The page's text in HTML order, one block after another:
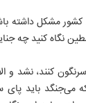
مشکل داشته
نگاه کنید چه
کنند، نشد و
باید